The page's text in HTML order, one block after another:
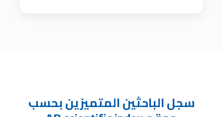
سجل الباحثين المتميزين بحسب